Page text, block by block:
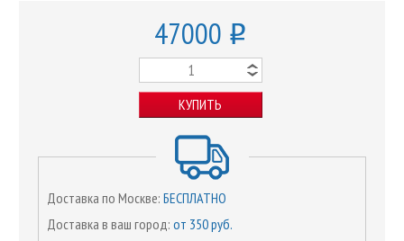
47000 o
КУПИТЬ
Доставка по Москве: БЕСПЛАТНО
Доставка в ваш город: от 350 руб.